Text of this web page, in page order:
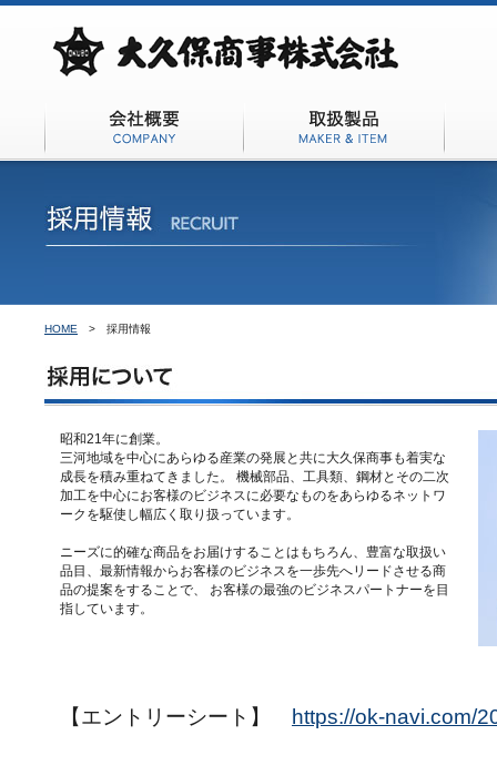
HOME > 採用情報
昭和21年に創業。
三河地域を中心にあらゆる産業の発展と共に大久保商事も着実な
成長を積み重ねてきました。 機械部品、工具類、鋼材とその二次
加工を中心にお客様のビジネスに必要なものをあらゆるネットワ
ークを駆使し幅広く取り扱っています。
ニーズに的確な商品をお届けすることはもちろん、豊富な取扱い
品目、最新情報からお客様のビジネスを一歩先へリードさせる商
品の提案をすることで、 お客様の最強のビジネスパートナーを目
指しています。
【エントリーシート】 https://ok-navi.com/